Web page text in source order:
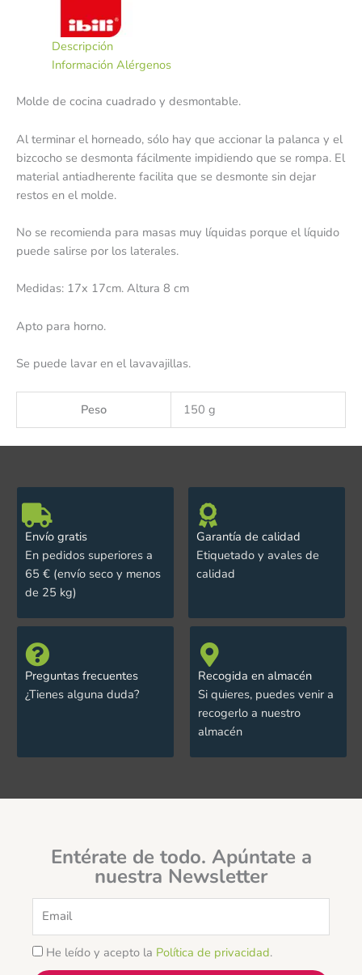
Descripción
Información Alérgenos
Molde de cocina cuadrado y desmontable.
Al terminar el horneado, sólo hay que accionar la palanca y el
bizcocho se desmonta fácilmente impidiendo que se rompa. El
material antiadherente facilita que se desmonte sin dejar
restos en el molde.
No se recomienda para masas muy líquidas porque el líquido
puede salirse por los laterales.
Medidas: 17x 17cm. Altura 8 cm
Apto para horno.
Se puede lavar en el lavavajillas.
Peso 150 g
Envío gratis
En pedidos superiores a
65 € (envío seco y menos
de 25 kg)
Garantía de calidad
Etiquetado y avales de
calidad
Preguntas frecuentes
¿Tienes alguna duda?
Recogida en almacén
Si quieres, puedes venir a
recogerlo a nuestro
almacén
Entérate de todo. Apúntate a
nuestra Newsletter
He leído y acepto la Política de privacidad.